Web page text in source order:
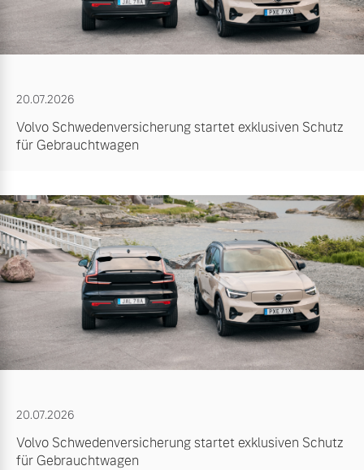
20.07.2026
Volvo Schwedenversicherung startet exklusiven Schutz
für Gebrauchtwagen
20.07.2026
Volvo Schwedenversicherung startet exklusiven Schutz
für Gebrauchtwagen